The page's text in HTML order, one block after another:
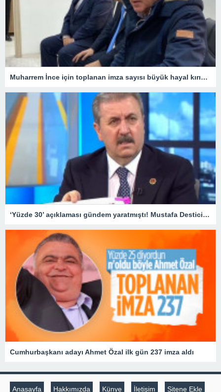
Muharrem İnce için toplanan imza sayısı büyük hayal kırıklığı yarattı
‘Yüzde 30’ açıklaması gündem yaratmıştı! Mustafa Destici’den BBP’nin oy oranıyla ilgili yeni açıklama
Cumhurbaşkanı adayı Ahmet Özal ilk gün 237 imza aldı
Anasayfa Hakkımızda Künye İletişim Sitene Ekle